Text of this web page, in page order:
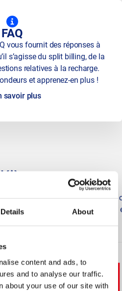
Details About
content and ads, to
and to analyse our traffic.
about your use of our site with
FAQ
vous fournit des réponses à
s’agisse du split billing, de la
relatives à la recharge.
et apprenez-en plus !
savoir plus
avec eux
dans le domaine des VE,
avec des partenaires
partenaires.